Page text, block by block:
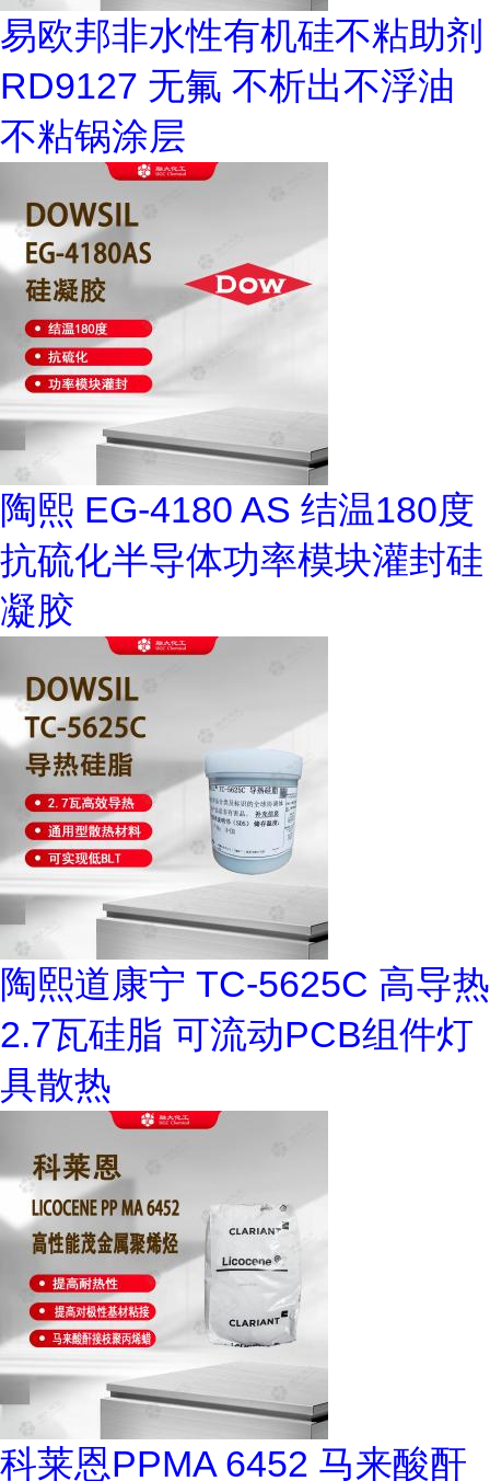
易欧邦非水性有机硅不粘助剂
RD9127 无氟 不析出不浮油
不粘锅涂层
陶熙 EG-4180 AS 结温180度
抗硫化半导体功率模块灌封硅
凝胶
陶熙道康宁 TC-5625C 高导热
2.7瓦硅脂 可流动PCB组件灯
具散热
科莱恩PPMA 6452 马来酸酐